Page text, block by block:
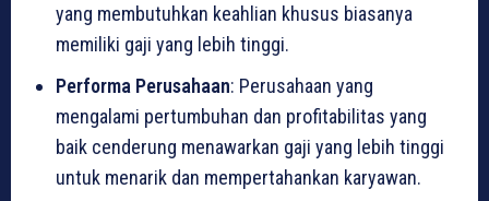
yang membutuhkan keahlian khusus biasanya
memiliki gaji yang lebih tinggi.
Performa Perusahaan: Perusahaan yang
mengalami pertumbuhan dan profitabilitas yang
baik cenderung menawarkan gaji yang lebih tinggi
untuk menarik dan mempertahankan karyawan.